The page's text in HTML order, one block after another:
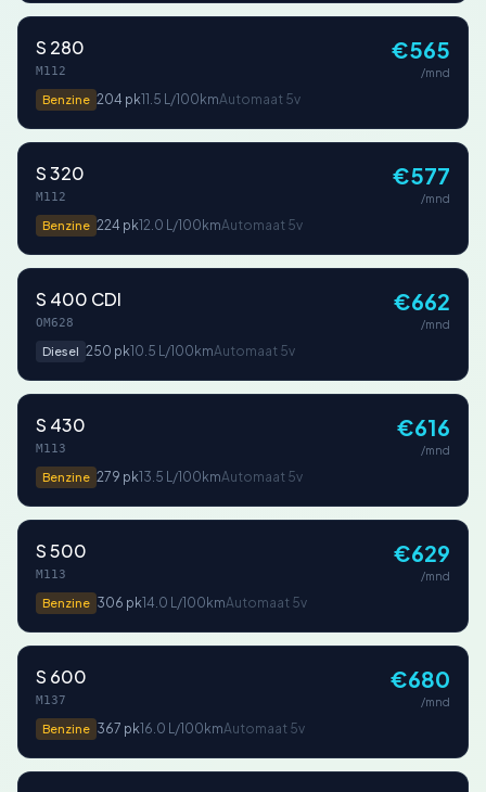
S 280
M112
Benzine 204 pk11.5 L/100kmAutomaat 5v
€565
/mnd
S 320
M112
Benzine 224 pk12.0 L/100kmAutomaat 5v
€577
/mnd
S 400 CDI
OM628
Diesel 250 pk10.5 L/100kmAutomaat 5v
€662
/mnd
S 430
M113
Benzine 279 pk13.5 L/100kmAutomaat 5v
€616
/mnd
S 500
M113
Benzine 306 pk14.0 L/100kmAutomaat 5v
€629
/mnd
S 600
M137
Benzine 367 pk16.0 L/100kmAutomaat 5v
€680
/mnd